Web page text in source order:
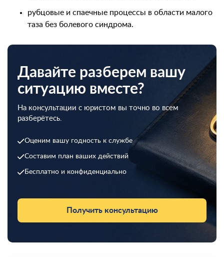
рубцовые и спаечные процессы в области малого
таза без болевого синдрома.
Давайте разберем вашу
ситуацию вместе?
На консультации с юристом вы точно во всем
разберётесь.
Оценим вашу годность к службе
Составим план ваших действий
Бесплатно и конфиденциально
Получить консультацию